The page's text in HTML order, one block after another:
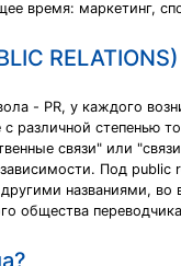
время: маркетинг,
RELATIONS)
- PR, у каждого
различной степенью
связи" или
Под
названиями, во
общества